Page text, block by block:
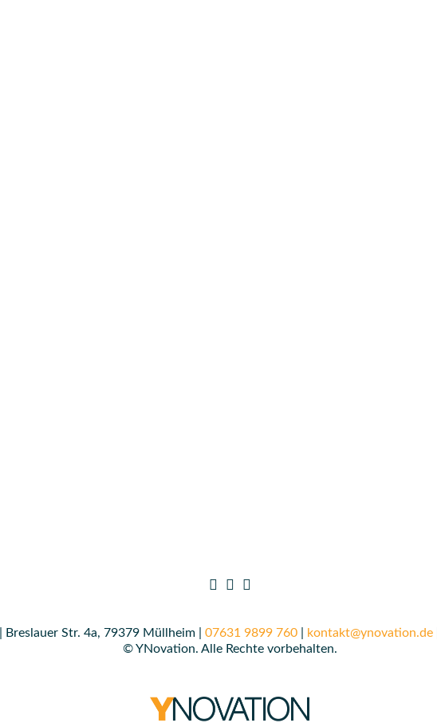
Str. 4a, 79379 Müllheim | 07631 9899 760| kontakt@ynovation.de|
© YNovation. Alle Rechte vorbehalten.